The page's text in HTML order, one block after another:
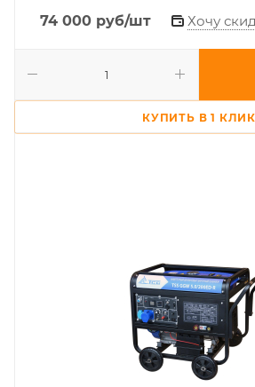
74 000 руб/шт Хочу
КУПИТЬ В 1 КЛИК